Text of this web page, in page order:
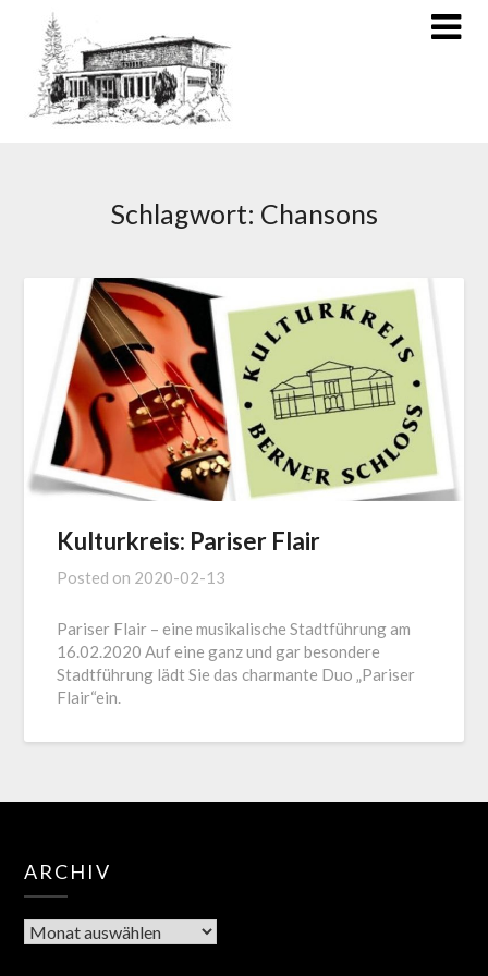
Schlagwort: Chansons
Kulturkreis: Pariser Flair
Posted on 2020-02-13
Pariser Flair – eine musikalische Stadtführung am
16.02.2020 Auf eine ganz und gar besondere
Stadtführung lädt Sie das charmante Duo „Pariser
Flair“ein.
ARCHIV